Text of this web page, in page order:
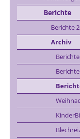
Berichte
Berichte
Archiv